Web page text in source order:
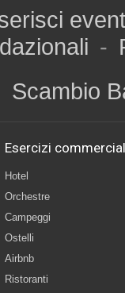
-
Scambio
Esercizi
Hotel
Orchestre
Campeggi
Ostelli
Airbnb
Ristoranti